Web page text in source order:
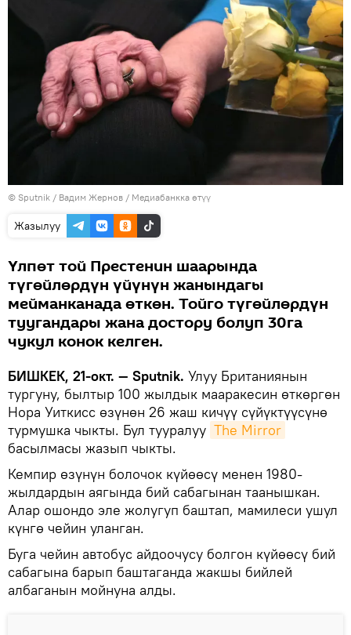
© Sputnik / Вадим Жернов / Медиабанкка өтүү
Жазылуу
Үлпөт той Престенин шаарында
түгөйлөрдүн үйүнүн жанындагы
мейманканада өткөн. Тойго түгөйлөрдүн
туугандары жана достору болуп 30га
чукул конок келген.
БИШКЕК, 21-окт. — Sputnik. Улуу Британиянын
тургуну, былтыр 100 жылдык мааракесин өткөргөн
Нора Уиткисс өзүнөн 26 жаш кичүү сүйүктүүсүнө
турмушка чыкты. Бул тууралуу The Mirror
басылмасы жазып чыкты.
Кемпир өзүнүн болочок күйөөсү менен 1980-
жылдардын аягында бий сабагынан таанышкан.
Алар ошондо эле жолугуп баштап, мамилеси ушул
күнгө чейин уланган.
Буга чейин автобус айдоочусу болгон күйөөсү бий
сабагына барып баштаганда жакшы бийлей
албаганын мойнуна алды.